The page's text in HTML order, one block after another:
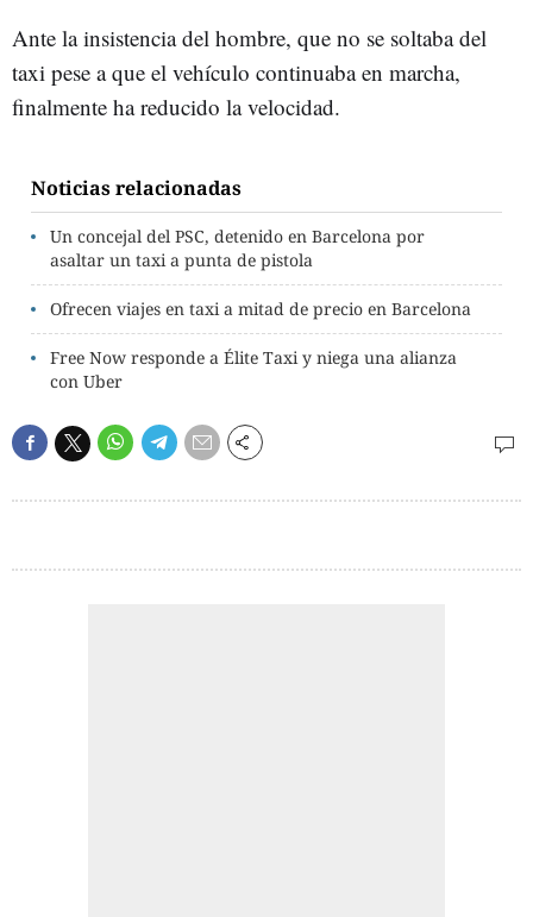
Ante la insistencia del hombre, que no se soltaba del
taxi pese a que el vehículo continuaba en marcha,
finalmente ha reducido la velocidad.
Noticias relacionadas
Un concejal del PSC, detenido en Barcelona por
asaltar un taxi a punta de pistola
Ofrecen viajes en taxi a mitad de precio en Barcelona
Free Now responde a Élite Taxi y niega una alianza
con Uber